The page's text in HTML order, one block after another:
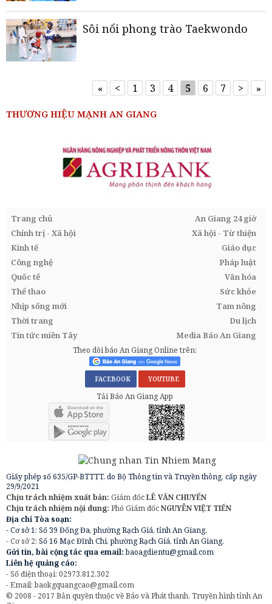
Sôi nổi phong trào Taekwondo
« < 1 3 4 5 6 7 > »
THƯƠNG HIỆU MẠNH AN GIANG
Trang chủ
An Giang 24 giờ
Chính trị - Xã hội
Xã hội - Từ thiện
Kinh tế
Giáo dục
Công nghệ
Pháp luật
Quốc tế
Văn hóa
Thể thao
Sức khỏe
Nhịp sống mới
Tam nông
Thời trang
Du lịch
Tin tức miền Tây
Media Báo An Giang
Theo dõi báo An Giang Online trên:
FACEBOOK YOUTUBE
Tải Báo An Giang App
Giấy phép số 635/GP-BTTTT, do Bộ Thông tin và Truyền thông, cấp ngày
29/9/2021
Chịu trách nhiệm xuất bản: Giám đốcLÊ VĂN CHUYỂN
Chịu trách nhiệm nội dung: Phó Giám đốcNGUYỄN VIỆT TIẾN
Địa chỉ Tòa soạn:
- Cơ sở 1: Số 39 Đống Đa, phường Rạch Giá, tỉnh An Giang.
- Cơ sở 2: Số 16 Mạc Đĩnh Chi, phường Rạch Giá, tỉnh An Giang.
Gửi tin, bài cộng tác qua email:baoagdientu@gmail.com
Liên hệ quảng cáo:
- Số điện thoại: 02973.812.302
- Email:baokgquangcao@gmail.com
© 2008 - 2017 Bản quyền thuộc về Báo và Phát thanh, Truyền hình tỉnh An